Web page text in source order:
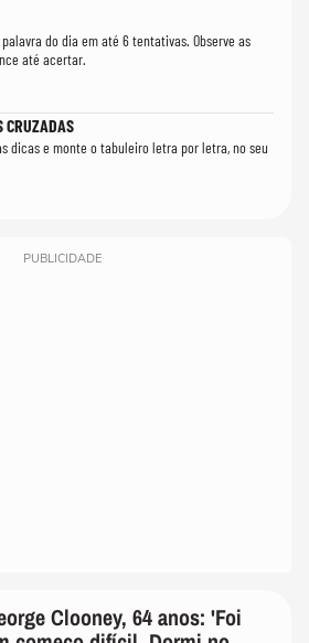
do dia em até 6 tentativas. Observe as
até acertar.
CRUZADAS
dicas e monte o tabuleiro letra por letra, no seu
PUBLICIDADE
Clooney, 64 anos: 'Foi